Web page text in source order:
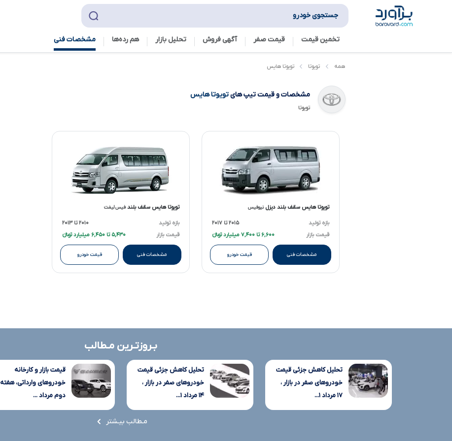
جستجوی خودرو
تخمین قیمت قیمت صفر آگهی فروش تحلیل بازار هم رده‌ها‌ مشخصات فنی
همه تویوتا تویوتا هایس
مشخصات و قیمت تیپ هایتویوتا هایس
تویوتا
تویوتا هایس سقف بلند دیزلنیوفیس
بازه تولید
۲۰۱۵ تا ۲۰۱۷
قیمت بازار
۶,۶۰۰ تا ۷,۴۰۰ میلیارد تومانءءء
مشخصات فنی قیمت خودرو
تویوتا هایس سقف بلندفیس لیفت
بازه تولید
۲۰۱۰ تا ۲۰۱۳
قیمت بازار
۵,۴۳۰ تا ۶,۴۵۰ میلیارد تومانءءء
مشخصات فنی قیمت خودرو
بـروزتـرین مـطالب
تحلیل کاهش جزئی قیمت
خودروهای صفر در بازار ،
۱۷ مرداد ۱...
تحلیل کاهش جزئی قیمت
خودروهای صفر در بازار ،
۱۴ مرداد ۱...
قیمت بازار و کارخانه
خودروهای وارداتی، هفته
دوم مرداد ...
مـطالب بیـشتر